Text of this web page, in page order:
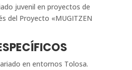
juvenil en proyectos de
del Proyecto «MUGITZEN
en entornos Tolosa.